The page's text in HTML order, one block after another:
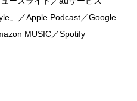
」／Apple Podcast／Google
MUSIC／Spotify